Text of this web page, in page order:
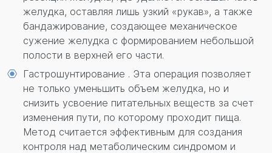
желудка, оставляя лишь узкий «рукав», а также
бандажирование, создающее механическое
сужение желудка с формированием небольшой
полости в верхней его части.
Гастрошунтирование . Эта операция позволяет
не только уменьшить объем желудка, но и
снизить усвоение питательных веществ за счет
изменения пути, по которому проходит пища.
Метод считается эффективным для создания
контроля над метаболическим синдромом и